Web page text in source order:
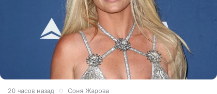
20 часов назад Соня Жарова